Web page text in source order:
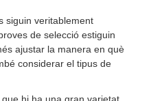
siguin veritablement
de selecció estiguin
ajustar la manera en què
considerar el tipus de